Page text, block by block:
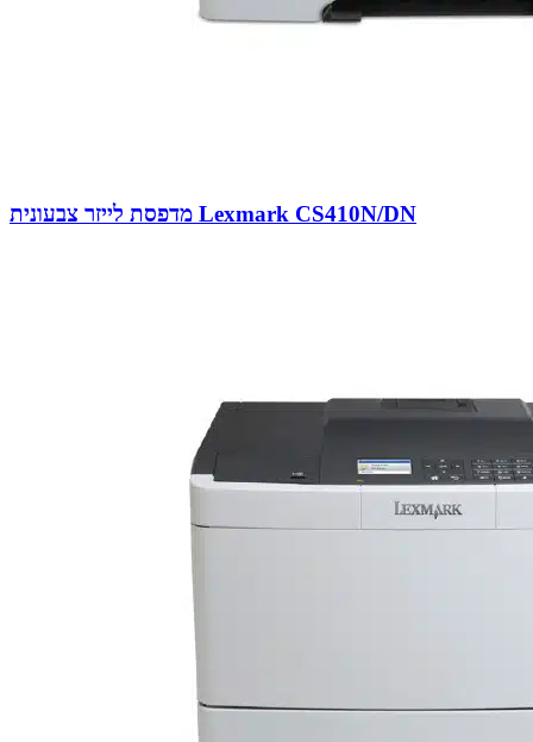
מדפסת לייזר צבעונית Lexmark CS410N/DN